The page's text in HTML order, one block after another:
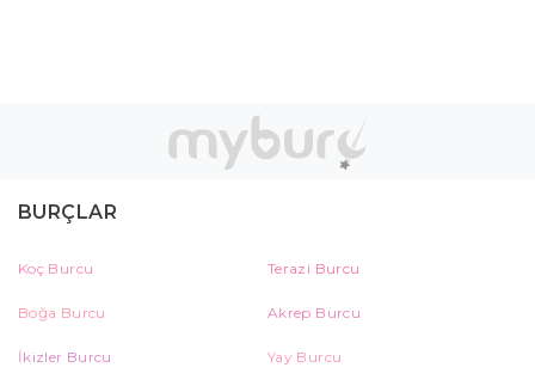
BURÇLAR
Koç Burcu Terazi Burcu
Boğa Burcu Akrep Burcu
İkizler Burcu Yay Burcu